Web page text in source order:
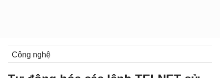
Công nghệ